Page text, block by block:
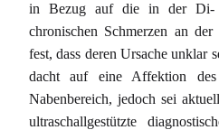
in Bezug auf die in der Di-
chronischen Schmerzen an
fest, dass deren Ursache unklar
dacht auf eine Affektion
Nabenbereich, jedoch sei
ultraschallgestützte